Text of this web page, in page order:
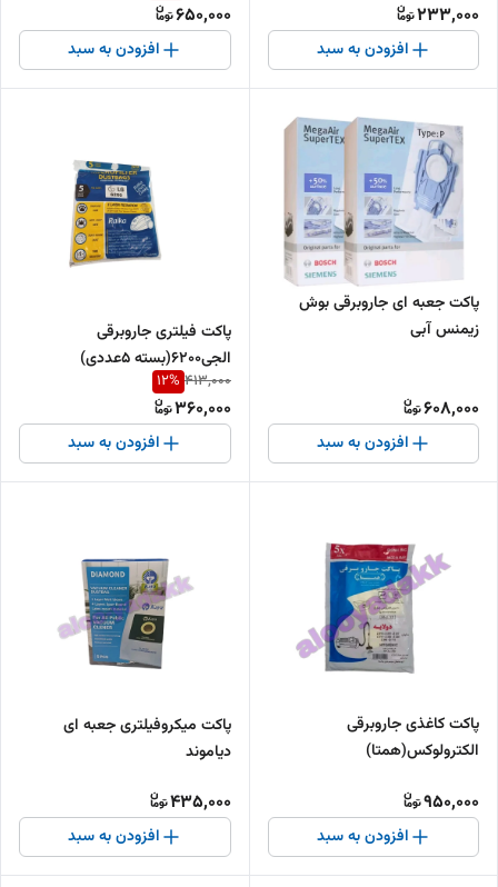
233,000
افزودن به سبد
650,000
افزودن به سبد
پاکت جعبه ای جاروبرقی بوش
زیمنس آبی
608,000
افزودن به سبد
پاکت فیلتری جاروبرقی
الجی6200(بسته ۵عددی)
413,000
12%
360,000
افزودن به سبد
پاکت کاغذی جاروبرقی
الکترولوکس(همتا)
950,000
افزودن به سبد
پاکت میکروفیلتری جعبه ای
دیاموند
435,000
افزودن به سبد